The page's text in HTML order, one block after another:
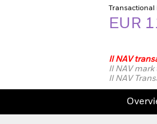
EUR
Il NAV
Il NAV
Il NAV